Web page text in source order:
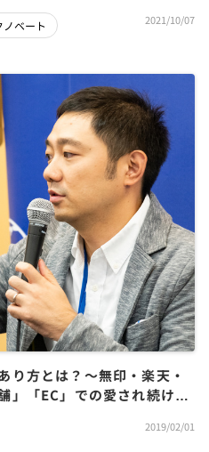
ベート 2021/10/07
り方とは？～無印・楽天・
」「EC」での愛され続ける
2019/02/01